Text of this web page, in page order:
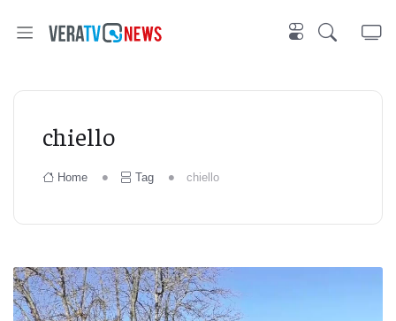
chiello
Home Tag chiello